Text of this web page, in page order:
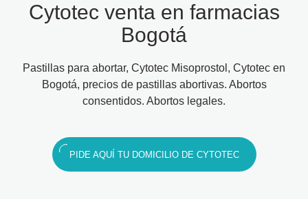
Cytotec venta en farmacias
Bogotá
Pastillas para abortar, Cytotec Misoprostol, Cytotec en
Bogotá, precios de pastillas abortivas. Abortos
consentidos. Abortos legales.
PIDE AQUÍ TU DOMICILIO DE CYTOTEC